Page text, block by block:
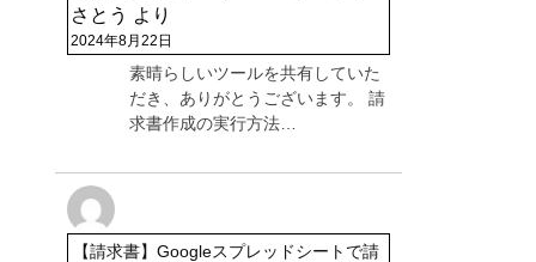
さとう より
2024年8月22日
素晴らしいツールを共有していた
だき、ありがとうございます。 請
求書作成の実行方法…
【請求書】Googleスプレッドシートで請